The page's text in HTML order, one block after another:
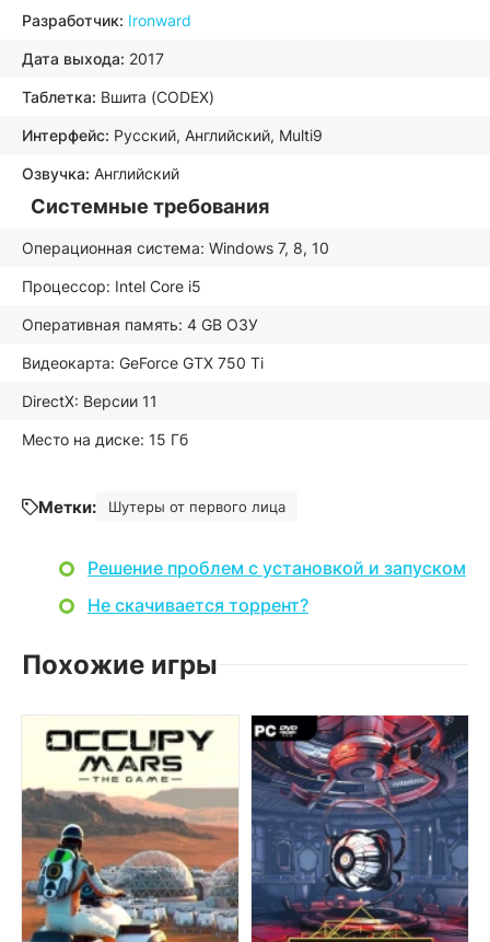
Разработчик: Ironward
Дата выхода: 2017
Таблетка: Вшита (CODEX)
Интерфейс: Русский, Английский, Multi9
Озвучка: Английский
Системные требования
Операционная система: Windows 7, 8, 10
Процессор: Intel Core i5
Оперативная память: 4 GB ОЗУ
Видеокарта: GeForce GTX 750 Ti
DirectX: Версии 11
Место на диске: 15 Гб
Метки: Шутеры от первого лица
Решение проблем с установкой и запуском
Не скачивается торрент?
Похожие игры